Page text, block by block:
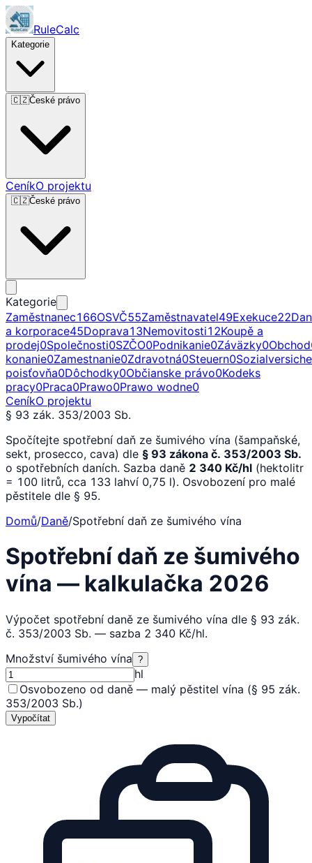
RuleCalc
Kategorie
🇨🇿České právo
CeníkO projektu
🇨🇿České právo
Kategorie
Zaměstnanec166OSVČ55Zaměstnavatel49Exekuce22
a korporace45Doprava13Nemovitosti12Koupě a
prodej0Společnosti0SZČO0Podnikanie0Záväzky0Obchod
konanie0Zamestnanie0Zdravotná0Steuern0
poisťovňa0Dôchodky0Občianske právo0Kodeks
pracy0Praca0Prawo0Prawo wodne0
CeníkO projektu
§ 93 zák. 353/2003 Sb.
Spočítejte spotřební daň ze šumivého vína (šampaňské,
sekt, prosecco, cava) dle § 93 zákona č. 353/2003 Sb.
o spotřebních daních. Sazba daně 2 340 Kč/hl (hektolitr
= 100 litrů, cca 133 lahví 0,75 l). Osvobození pro malé
pěstitele dle § 95.
Domů/Daně/Spotřební daň ze šumivého vína
Spotřební daň ze šumivého
vína — kalkulačka 2026
Výpočet spotřební daně ze šumivého vína dle § 93 zák.
č. 353/2003 Sb. — sazba 2 340 Kč/hl.
Množství šumivého vína ?
hl
Osvobozeno od daně — malý pěstitel vína (§ 95 zák.
353/2003 Sb.)
Vypočítat